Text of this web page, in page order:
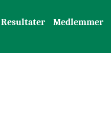
Resultater Medlemmer